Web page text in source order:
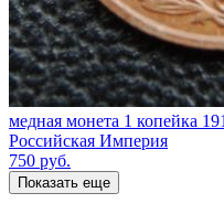
медная монета 1 копейка
Российская Империя
750 руб.
Показать еще